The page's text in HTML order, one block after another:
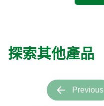
探索其他產品
Previous